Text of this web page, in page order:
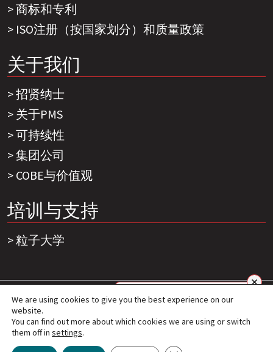
商标和专利
ISO注册（按国家划分）和质量政策
关于我们
招贤纳士
关于PMS
可持续性
集团公司
COBE与价值观
培训与支持
粒子大学
网站导航 网站免责声明 第三方隐私声明
声明
于思百吉集团
We are using cookies to give you the best experience on our
website.
You can find out more about which cookies we are using or switch
them off in settings.
我们能为您做些什么？